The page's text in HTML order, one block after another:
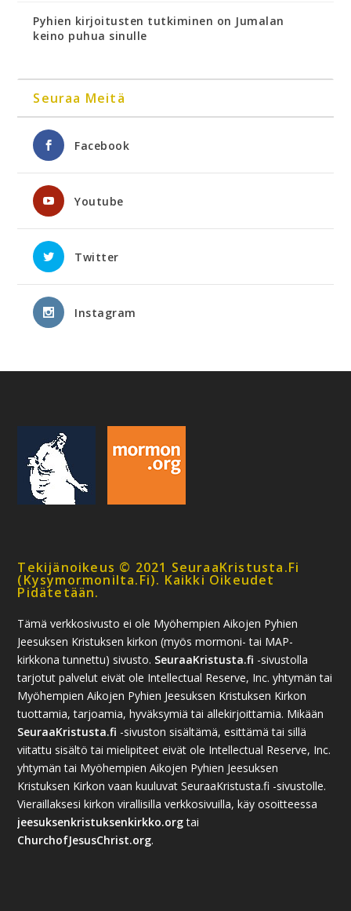
Pyhien kirjoitusten tutkiminen on Jumalan
keino puhua sinulle
Seuraa Meitä
Facebook
Youtube
Twitter
Instagram
Tekijänoikeus © 2021 SeuraaKristusta.fi
(kysymormonilta.fi). Kaikki Oikeudet
Pidätetään.
Tämä verkkosivusto ei ole Myöhempien Aikojen Pyhien
Jeesuksen Kristuksen kirkon (myös mormoni- tai MAP-
kirkkona tunnettu) sivusto. SeuraaKristusta.fi -sivustolla
tarjotut palvelut eivät ole Intellectual Reserve, Inc. yhtymän tai
Myöhempien Aikojen Pyhien Jeesuksen Kristuksen Kirkon
tuottamia, tarjoamia, hyväksymiä tai allekirjoittamia. Mikään
SeuraaKristusta.fi -sivuston sisältämä, esittämä tai sillä
viitattu sisältö tai mielipiteet eivät ole Intellectual Reserve, Inc.
yhtymän tai Myöhempien Aikojen Pyhien Jeesuksen
Kristuksen Kirkon vaan kuuluvat SeuraaKristusta.fi -sivustolle.
Vieraillaksesi kirkon virallisilla verkkosivuilla, käy osoitteessa
jeesuksenkristuksenkirkko.orgtai
ChurchofJesusChrist.org.